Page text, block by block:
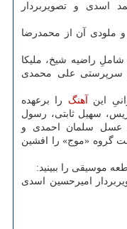
اسدی و تصویربردار
ملودی آن از محمدرضا
راضیه شیخ، ملیکا
سرپرستی علی محمدی
این
آهنگ را برعهده
سهیل ثابتی، رسول
عسل سلمان احمدی و
گروه «موج» را افشین
موسیقی را ببینید:
امیرحسین اسدی